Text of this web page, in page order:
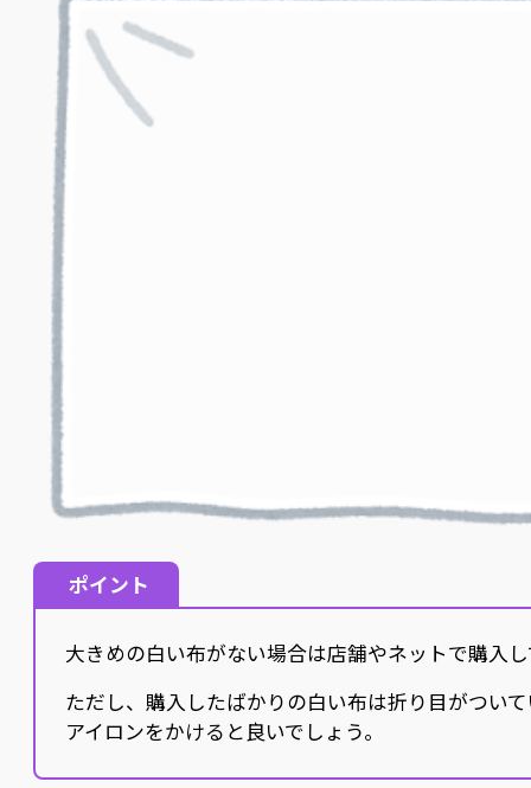
ポイント
大きめの白い布がない場合は店舗やネットで購入
ただし、購入したばかりの白い布は折り目がつい
アイロンをかけると良いでしょう。